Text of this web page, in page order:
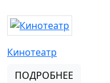
Кинотеатр
ПОДРОБНЕЕ